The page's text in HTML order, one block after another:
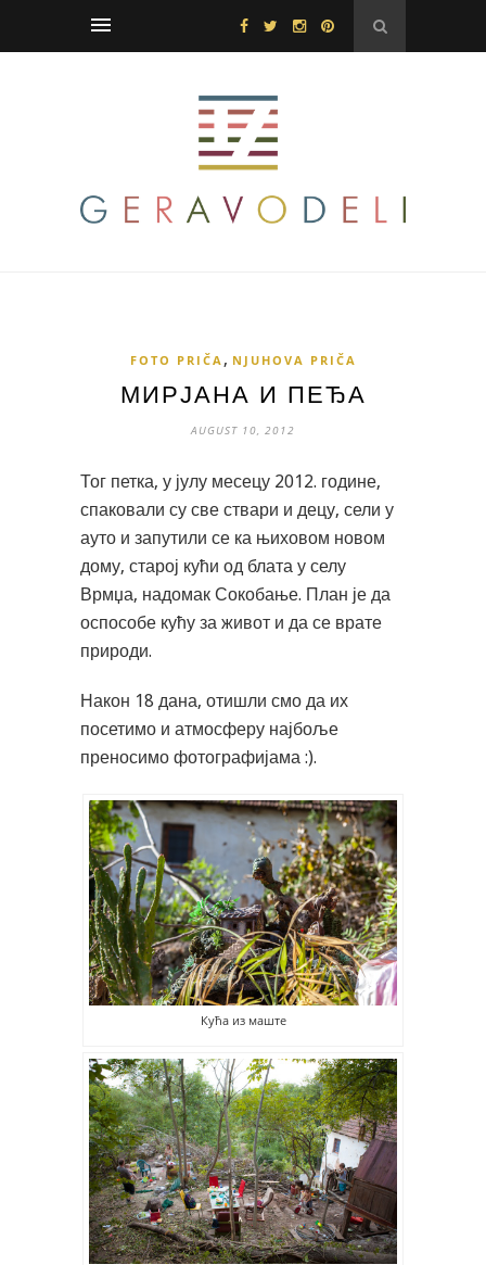
FOTO PRIČA , NJUHOVA PRIČA
МИРЈАНА И ПЕЂА
AUGUST 10, 2012
Тог петка, у јулу месецу 2012. године,
спаковали су све ствари и децу, сели у
ауто и запутили се ка њиховом новом
дому, старој кући од блата у селу
Врмџа, надомак Сокобање. План је да
оспособе кућу за живот и да се врате
природи.
Након 18 дана, отишли смо да их
посетимо и атмосферу најбоље
преносимо фотографијама :).
Кућа из маште